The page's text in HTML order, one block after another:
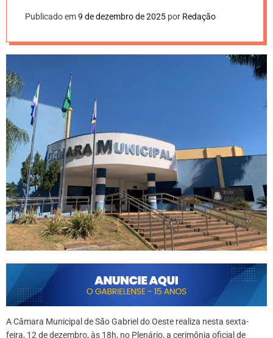
Publicado em9 de dezembro de 2025 por Redação
A Câmara Municipal de São Gabriel do Oeste realiza nesta sexta-
feira, 12 de dezembro, às 18h, no Plenário, a cerimônia oficial de